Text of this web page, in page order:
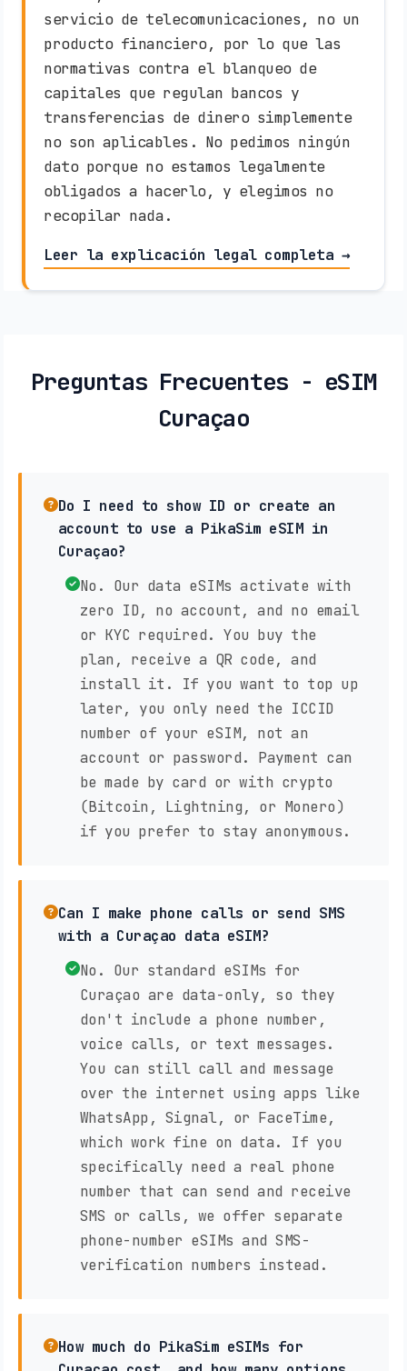
servicio de telecomunicaciones, no un
producto financiero, por lo que las
normativas contra el blanqueo de
capitales que regulan bancos y
transferencias de dinero simplemente
no son aplicables. No pedimos ningún
dato porque no estamos legalmente
obligados a hacerlo, y elegimos no
recopilar nada.
Leer la explicación legal completa →
Preguntas Frecuentes - eSIM
Curaçao
Do I need to show ID or create an
account to use a PikaSim eSIM in
Curaçao?
No. Our data eSIMs activate with
zero ID, no account, and no email
or KYC required. You buy the
plan, receive a QR code, and
install it. If you want to top up
later, you only need the ICCID
number of your eSIM, not an
account or password. Payment can
be made by card or with crypto
(Bitcoin, Lightning, or Monero)
if you prefer to stay anonymous.
Can I make phone calls or send SMS
with a Curaçao data eSIM?
No. Our standard eSIMs for
Curaçao are data-only, so they
don't include a phone number,
voice calls, or text messages.
You can still call and message
over the internet using apps like
WhatsApp, Signal, or FaceTime,
which work fine on data. If you
specifically need a real phone
number that can send and receive
SMS or calls, we offer separate
phone-number eSIMs and SMS-
verification numbers instead.
How much do PikaSim eSIMs for